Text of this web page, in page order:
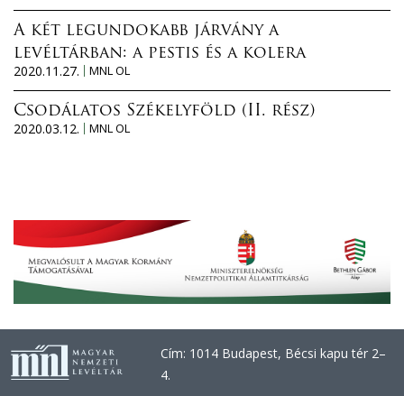
A két legundokabb járvány a
levéltárban: a pestis és a kolera
2020.11.27.
MNL OL
Csodálatos Székelyföld (II. rész)
2020.03.12.
MNL OL
Cím: 1014 Budapest, Bécsi kapu tér 2–
4.